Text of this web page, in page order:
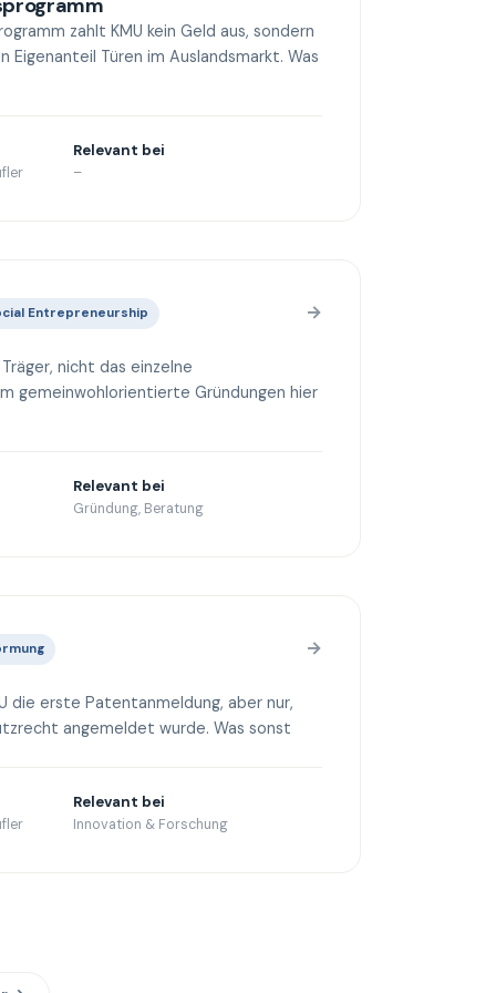
zahlt KMU kein Geld aus, sondern
Eigenanteil Türen im Auslandsmarkt. Was
Relevant bei
–
Entrepreneurship →
nicht das einzelne
gemeinwohlorientierte Gründungen hier
Relevant bei
Gründung, Beratung
→
die erste Patentanmeldung, aber nur,
angemeldet wurde. Was sonst
Relevant bei
Innovation & Forschung